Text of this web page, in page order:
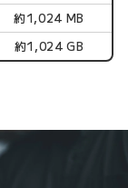
約1,024 MB
約1,024 GB